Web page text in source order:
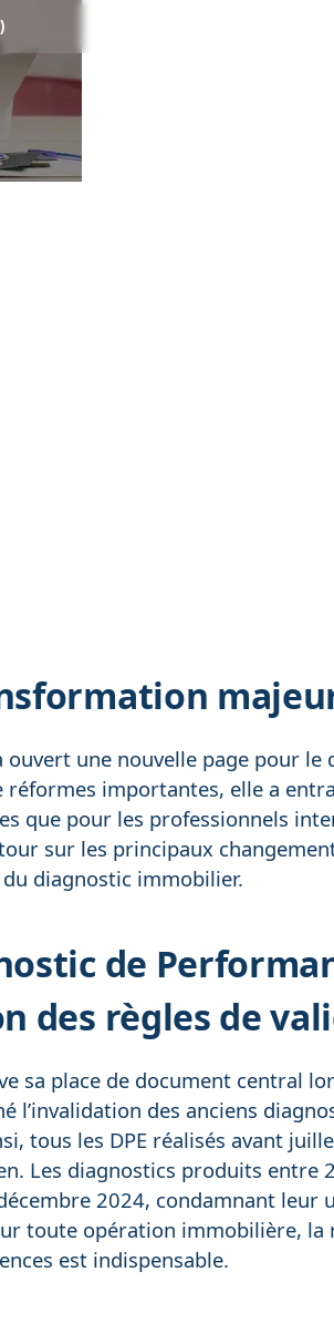
ouvert une nouvelle page pour
réformes importantes, elle a
que pour les professionnels
sur les principaux
diagnostic immobilier.
de
des règles de
sa place de document central
l’invalidation des anciens
tous les DPE réalisés avant
Les diagnostics produits entre
2024, condamnant leur
toute opération immobilière, la
est indispensable.